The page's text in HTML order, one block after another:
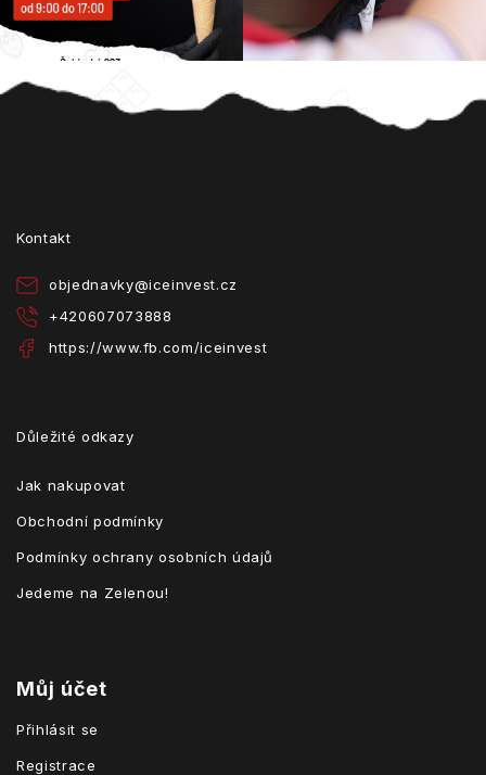
Kontakt
objednavky@iceinvest.cz
+420607073888
https://www.fb.com/iceinvest
Důležité odkazy
Jak nakupovat
Obchodní podmínky
Podmínky ochrany osobních údajů
Jedeme na Zelenou!
Můj účet
Přihlásit se
Registrace